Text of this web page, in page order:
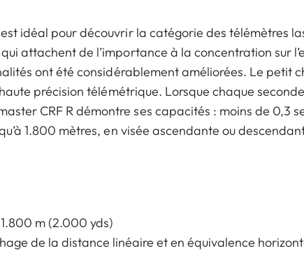
idéal pour découvrir la catégorie des télémètres
attachent de l’importance à la concentration sur
ont été considérablement améliorées. Le petit
précision télémétrique. Lorsque chaque
CRF R démontre ses capacités : moins de 0,3
1.800 mètres, en visée ascendante ou
m (2.000 yds)
de la distance linéaire et en équivalence